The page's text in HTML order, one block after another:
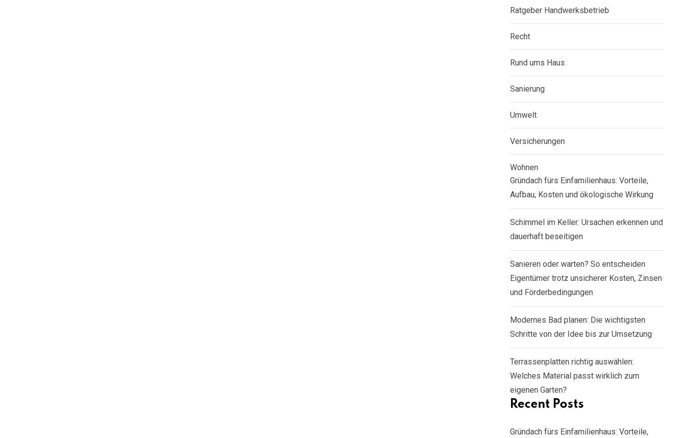
Ratgeber Handwerksbetrieb
Recht
Rund ums Haus
Sanierung
Umwelt
Versicherungen
Wohnen
Gründach fürs Einfamilienhaus: Vorteile,
Aufbau, Kosten und ökologische Wirkung
Schimmel im Keller: Ursachen erkennen und
dauerhaft beseitigen
Sanieren oder warten? So entscheiden
Eigentümer trotz unsicherer Kosten, Zinsen
und Förderbedingungen
Modernes Bad planen: Die wichtigsten
Schritte von der Idee bis zur Umsetzung
Terrassenplatten richtig auswählen:
Welches Material passt wirklich zum
eigenen Garten?
Recent Posts
Gründach fürs Einfamilienhaus: Vorteile,